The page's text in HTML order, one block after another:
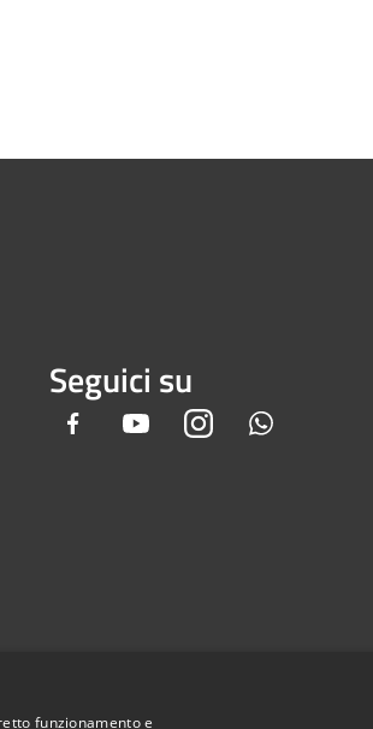
Seguici su
Facebook YoutubeInstagram
funzionamento e